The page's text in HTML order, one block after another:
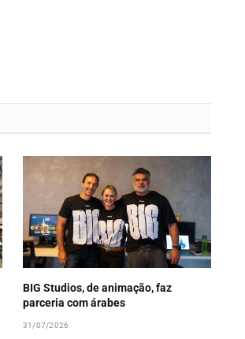
BIG Studios, de animação, faz
parceria com árabes
31/07/2026